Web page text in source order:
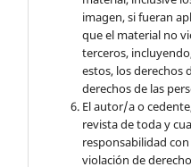
imagen, si fueran
que el material no
terceros,
estos, los derechos
derechos de las
El autor/a o
revista de toda y
responsabilidad
violación de